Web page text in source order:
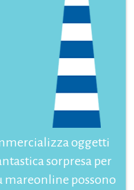
oggetti
sorpresa per
mareonline possono